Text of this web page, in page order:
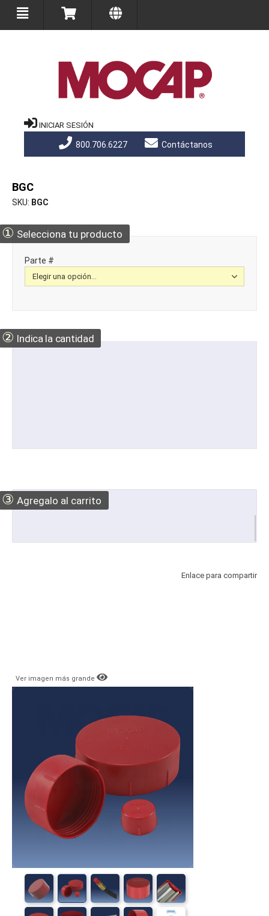
INICIAR SESIÓN
800.706.6227 Contáctanos
BGC
SKU BGC
① Selecciona tu producto
Parte #
② Indica la cantidad
③ Agregalo al carrito
Enlace para compartir
Ver imagen más grande